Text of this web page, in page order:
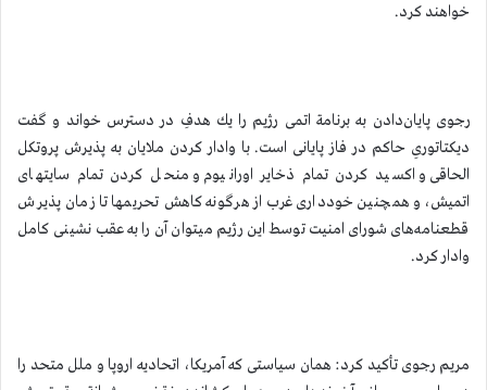
خواهند كرد.
رجوی پایان‌دادن به برنامة اتمی رژیم را یك هدفِ در دسترس خواند و گفت
دیكتاتوریِ حاكم در فاز پایانی است. با وادار كردن ملایان به پذیرش پروتكل
الحاقی و اكسید كردن تمام ذخایر اورانیوم و منحل كردن تمام سایتهای
اتمیش، و همچنین خودداری غرب از هرگونه كاهش تحریمها تا زمان پذیرش
قطعنامه‌های شورای امنیت توسط این رژیم میتوان آن را به عقب نشینی كامل
وادار كرد.
مریم رجوی تأكید كرد: همان سیاستی كه آمریكا، اتحادیه اروپا و ملل متحد را